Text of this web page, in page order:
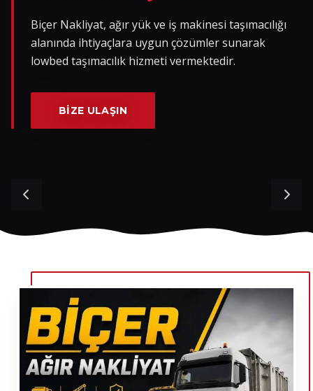
İletişim
Biçer Nakliyat, ağır yük ve iş makinesi taşımacılığı
alanında ihtiyaçlara uygun çözümler sunarak
lowbed taşımacılık hizmeti vermektedir.
BIZE ULAŞIN